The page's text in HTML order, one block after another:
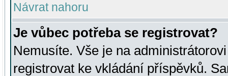
Návrat nahoru
Je vůbec potřeba se registrovat?
Nemusíte. Vše je na
registrovat ke vkládání příspěvků.